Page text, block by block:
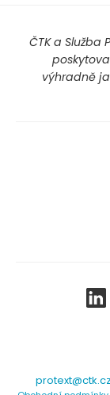
ČTK a Služba
výhradně
protext@ctk.cz